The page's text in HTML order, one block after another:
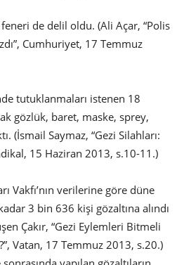
de delil oldu. (Ali Açar, “Polis
Cumhuriyet, 17 Temmuz
tutuklanmaları istenen 18
gözlük, baret, maske, sprey,
(İsmail Saymaz, “Gezi Silahları:
15 Haziran 2013, s.10-11.)
Vakfı’nın verilerine göre düne
3 bin 636 kişi gözaltına alındı
Çakır, “Gezi Eylemleri Bitmeli
Vatan, 17 Temmuz 2013, s.20.)